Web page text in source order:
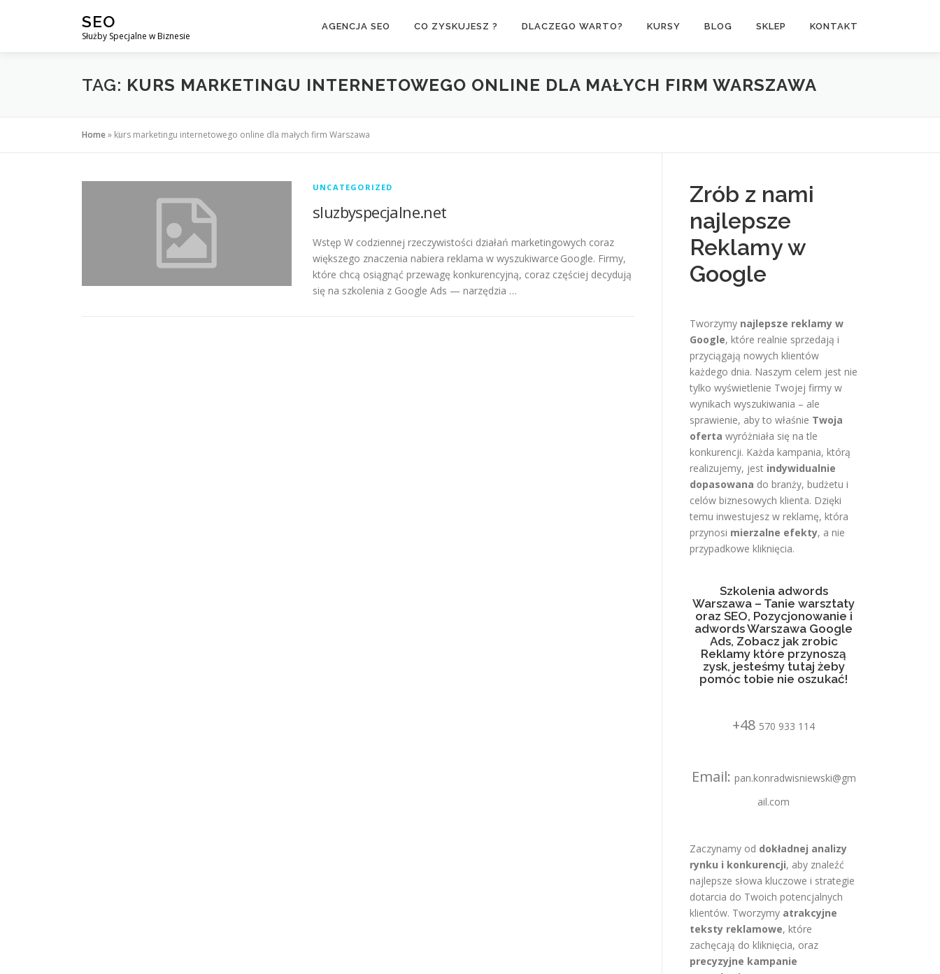
SEO
Służby Specjalne w Biznesie
AGENCJA SEO CO ZYSKUJESZ ? DLACZEGO WARTO? KURSY BLOG SKLEP KONTAKT
TAG: KURS MARKETINGU INTERNETOWEGO ONLINE DLA MAŁYCH FIRM WARSZAWA
Home» kurs marketingu internetowego online dla małych firm Warszawa
UNCATEGORIZED
sluzbyspecjalne.net
Wstęp W codziennej rzeczywistości działań marketingowych coraz
większego znaczenia nabiera reklama w wyszukiwarce Google. Firmy,
które chcą osiągnąć przewagę konkurencyjną, coraz częściej decydują
się na szkolenia z Google Ads — narzędzia …
Zrób z nami
najlepsze
Reklamy w
Google
Tworzymy najlepsze reklamy w
Google, które realnie sprzedają i
przyciągają nowych klientów
każdego dnia. Naszym celem jest nie
tylko wyświetlenie Twojej firmy w
wynikach wyszukiwania – ale
sprawienie, aby to właśnie Twoja
oferta wyróżniała się na tle
konkurencji. Każda kampania, którą
realizujemy, jest indywidualnie
dopasowana do branży, budżetu i
celów biznesowych klienta. Dzięki
temu inwestujesz w reklamę, która
przynosi mierzalne efekty, a nie
przypadkowe kliknięcia.
Szkolenia adwords
Warszawa – Tanie warsztaty
oraz SEO, Pozycjonowanie i
adwords Warszawa Google
Ads, Zobacz jak zrobic
Reklamy które przynoszą
zysk, jesteśmy tutaj żeby
pomóc tobie nie oszukać!
+48 570 933 114
Email: pan.konradwisniewski@gm
ail.com
Zaczynamy od dokładnej analizy
rynku i konkurencji, aby znaleźć
najlepsze słowa kluczowe i strategie
dotarcia do Twoich potencjalnych
klientów. Tworzymy atrakcyjne
teksty reklamowe, które
zachęcają do kliknięcia, oraz
precyzyjne kampanie